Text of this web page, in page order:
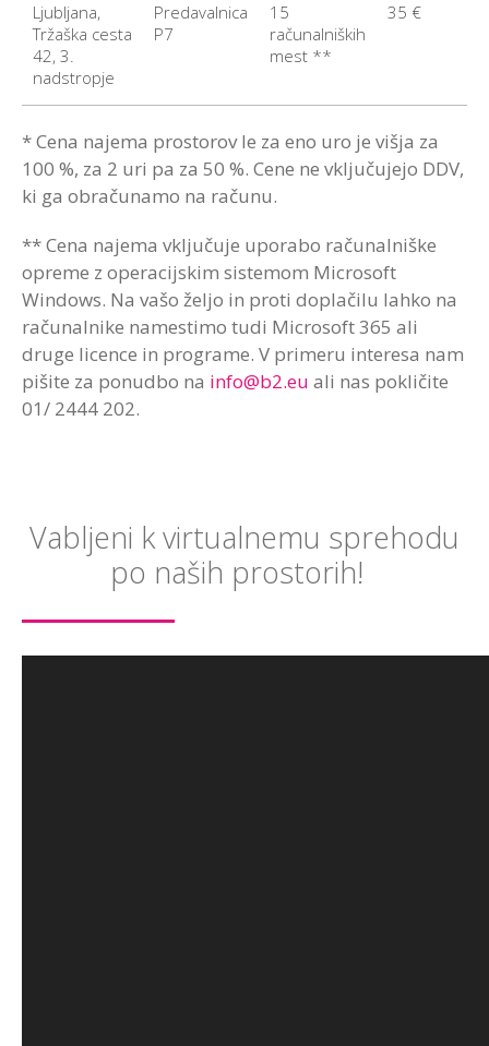
Ljubljana,
Tržaška cesta
42, 3.
nadstropje
Predavalnica
P7
15
računalniških
mest **
35 €
* Cena najema prostorov le za eno uro je višja za
100 %, za 2 uri pa za 50 %. Cene ne vključujejo DDV,
ki ga obračunamo na računu.
** Cena najema vključuje uporabo računalniške
opreme z operacijskim sistemom Microsoft
Windows. Na vašo željo in proti doplačilu lahko na
računalnike namestimo tudi Microsoft 365 ali
druge licence in programe. V primeru interesa nam
pišite za ponudbo na info@b2.eu ali nas pokličite
01/ 2444 202.
Vabljeni k virtualnemu sprehodu
po naših prostorih!